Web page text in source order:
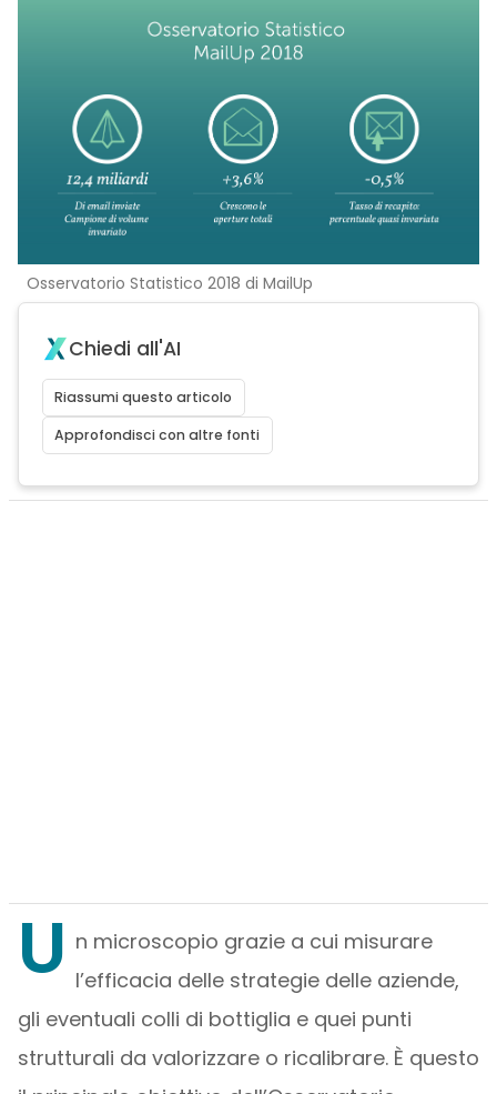
Osservatorio Statistico 2018 di MailUp
Chiedi all'AI
Riassumi questo articolo
Approfondisci con altre fonti
U n microscopio grazie a cui misurare
l’efficacia delle strategie delle aziende,
gli eventuali colli di bottiglia e quei punti
strutturali da valorizzare o ricalibrare. È questo